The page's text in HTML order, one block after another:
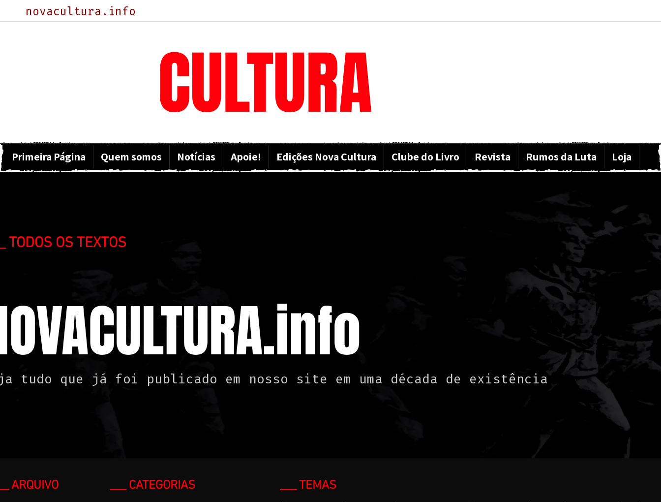
novacultura.info
CULTURA
Primeira Página Quem somos Notícias Apoie! Edições Nova Cultura Clube do Livro Revista Rumos da Luta Loja
TODOS OS TEXTOS
tudo que já foi publicado em nosso site em uma década de existência
ARQUIVO ___ CATEGORIAS ___ TEMAS